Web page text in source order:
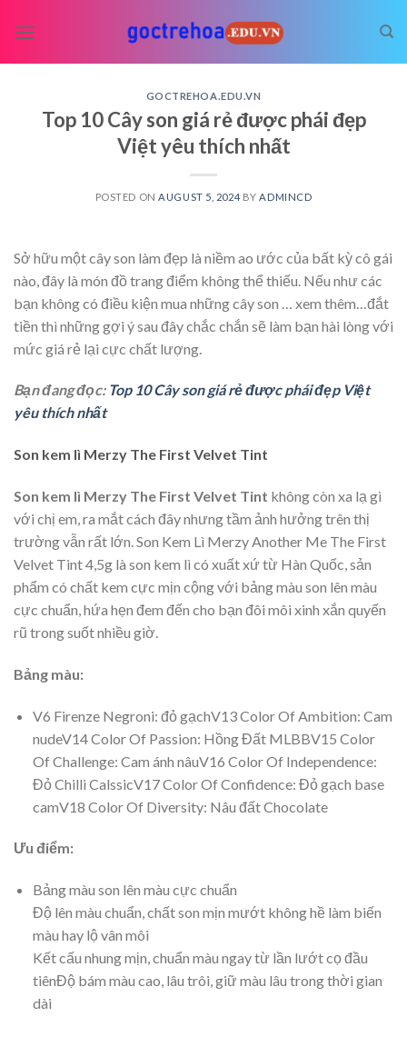
GOCTREHOA.EDU.VN
Top 10 Cây son giá rẻ được phái đẹp
Việt yêu thích nhất
POSTED ON AUGUST 5, 2024 BY ADMINCD
Sở hữu một cây son làm đẹp là niềm ao ước của bất kỳ cô gái
nào, đây là món đồ trang điểm không thể thiếu. Nếu như các
bạn không có điều kiện mua những cây son
… xem thêm… đắt
tiền thì những gợi ý sau đây chắc chắn sẽ làm bạn hài lòng với
mức giá rẻ lại cực chất lượng.
Bạn đang đọc: Top 10 Cây son giá rẻ được phái đẹp Việt
yêu thích nhất
Son kem lì Merzy The First Velvet Tint
Son kem lì Merzy The First Velvet Tint không còn xa lạ gì
với chị em, ra mắt cách đây nhưng tầm ảnh hưởng trên thị
trường vẫn rất lớn. Son Kem Lì Merzy Another Me The First
Velvet Tint 4,5g là son kem lì có xuất xứ từ Hàn Quốc, sản
phẩm có chất kem cực mịn cộng với bảng màu son lên màu
cực chuẩn, hứa hẹn đem đến cho bạn đôi môi xinh xắn quyến
rũ trong suốt nhiều giờ.
Bảng màu:
V6 Firenze Negroni: đỏ gạchV13 Color Of Ambition: Cam
nudeV14 Color Of Passion: Hồng Đất MLBBV15 Color
Of Challenge: Cam ánh nâuV16 Color Of Independence:
Đỏ Chilli CalssicV17 Color Of Confidence: Đỏ gạch base
camV18 Color Of Diversity: Nâu đất Chocolate
Ưu điểm:
Bảng màu son lên màu cực chuẩn
Độ lên màu chuẩn, chất son mịn mướt không hề làm biến
màu hay lộ vân môi
Kết cấu nhung mịn, chuẩn màu ngay từ lần lướt cọ đầu
tiênĐộ bám màu cao, lâu trôi, giữ màu lâu trong thời gian
dài